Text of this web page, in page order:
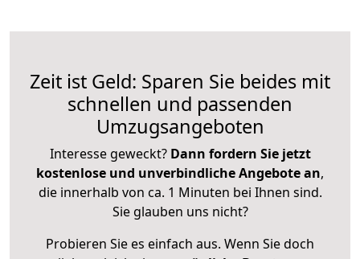
Zeit ist Geld: Sparen Sie beides mit
schnellen und passenden
Umzugsangeboten
Interesse geweckt? Dann fordern Sie jetzt
kostenlose und unverbindliche Angebote an,
die innerhalb von ca. 1 Minuten bei Ihnen sind.
Sie glauben uns nicht?
Probieren Sie es einfach aus. Wenn Sie doch